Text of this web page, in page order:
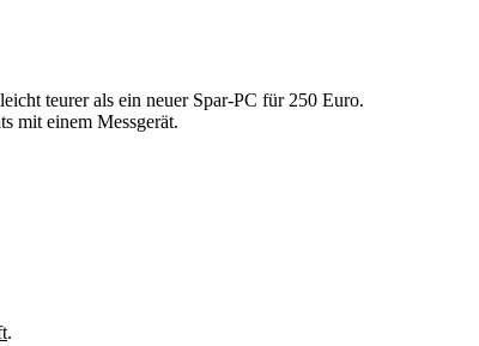
teurer als ein neuer Spar-PC für 250 Euro.
mit einem Messgerät.
.